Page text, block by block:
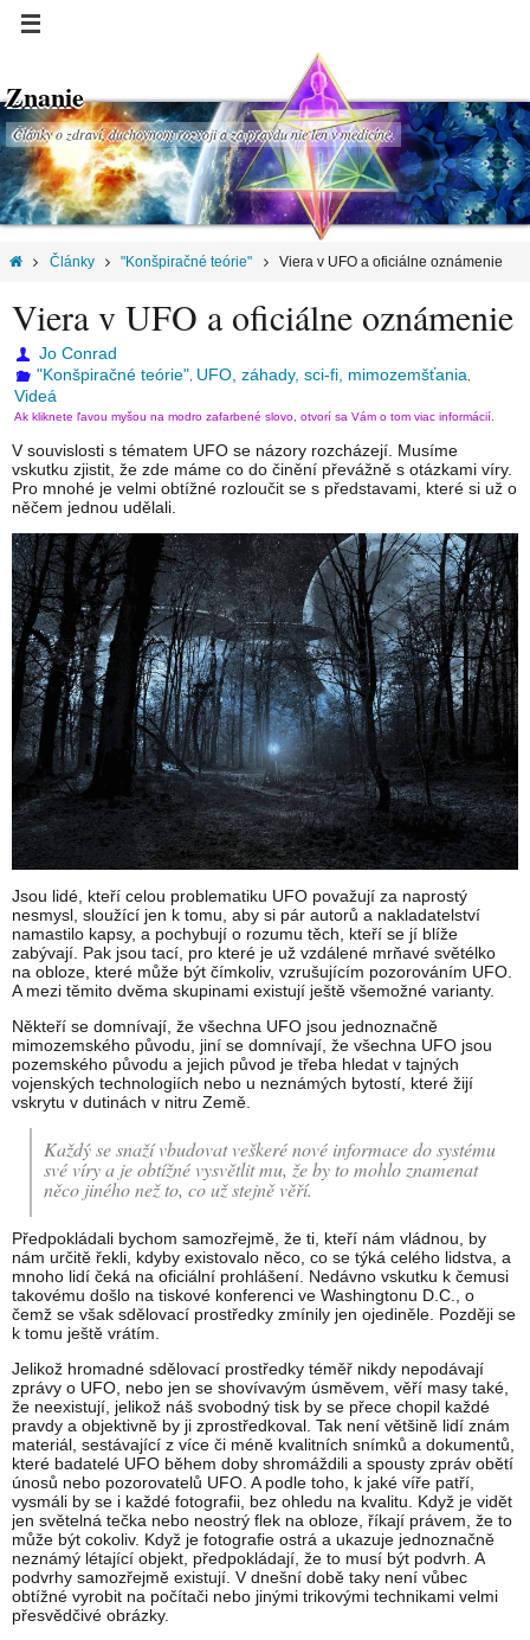
Znanie
Články o zdraví, duchovnom rozvoji a za pravdu nie len v medicíne.
Články "Konšpiračné teórie" Viera v UFO a oficiálne oznámenie
Viera v UFO a oficiálne oznámenie
Jo Conrad
"Konšpiračné teórie" UFO, záhady, sci-fi, mimozemšťania
Videá
Ak kliknete ľavou myšou na modro zafarbené slovo, otvorí sa Vám o tom viac informácií.
V souvislosti s tématem UFO se názory rozcházejí. Musíme
vskutku zjistit, že zde máme co do činění převážně s otázkami víry.
Pro mnohé je velmi obtížné rozloučit se s představami, které si už o
něčem jednou udělali.
Jsou lidé, kteří celou problematiku UFO považují za naprostý
nesmysl, sloužící jen k tomu, aby si pár autorů a nakladatelství
namastilo kapsy, a pochybují o rozumu těch, kteří se jí blíže
zabývají. Pak jsou tací, pro které je už vzdálené mrňavé světélko
na obloze, které může být čímkoliv, vzrušujícím pozorováním UFO.
A mezi těmito dvěma skupinami existují ještě všemožné varianty.
Někteří se domnívají, že všechna UFO jsou jednoznačně
mimozemského původu, jiní se domnívají, že všechna UFO jsou
pozemského původu a jejich původ je třeba hledat v tajných
vojenských technologiích nebo u neznámých bytostí, které žijí
vskrytu v dutinách v nitru Země.
Každý se snaží vbudovat veškeré nové informace do systému
své víry a je obtížné vysvětlit mu, že by to mohlo znamenat
něco jiného než to, co už stejně věří.
Předpokládali bychom samozřejmě, že ti, kteří nám vládnou, by
nám určitě řekli, kdyby existovalo něco, co se týká celého lidstva, a
mnoho lidí čeká na oficiální prohlášení. Nedávno vskutku k čemusi
takovému došlo na tiskové konferenci ve Washingtonu D.C., o
čemž se však sdělovací prostředky zmínily jen ojediněle. Později se
k tomu ještě vrátím.
Jelikož hromadné sdělovací prostředky téměř nikdy nepodávají
zprávy o UFO, nebo jen se shovívavým úsměvem, věří masy také,
že neexistují, jelikož náš svobodný tisk by se přece chopil každé
pravdy a objektivně by ji zprostředkoval. Tak není většině lidí znám
materiál, sestávající z více či méně kvalitních snímků a dokumentů,
které badatelé UFO během doby shromáždili a spousty zpráv obětí
únosů nebo pozorovatelů UFO. A podle toho, k jaké víře patří,
vysmáli by se i každé fotografii, bez ohledu na kvalitu. Když je vidět
jen světelná tečka nebo neostrý flek na obloze, říkají právem, že to
může být cokoliv. Když je fotografie ostrá a ukazuje jednoznačně
neznámý létající objekt, předpokládají, že to musí být podvrh. A
podvrhy samozřejmě existují. V dnešní době taky není vůbec
obtížné vyrobit na počítači nebo jinými trikovými technikami velmi
přesvědčivé obrázky.